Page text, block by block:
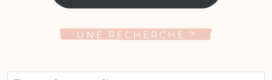
UNE RECHERCHE ?